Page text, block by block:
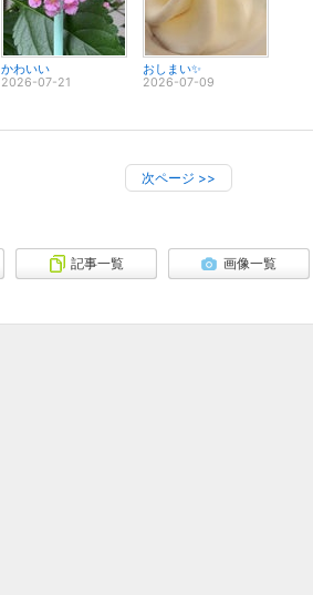
かわいい
2026-07-21
おしまい✨
2026-07-09
次ページ >>
記事一覧 画像一覧